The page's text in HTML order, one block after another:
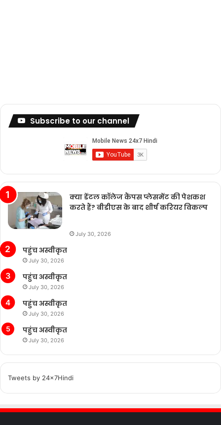
Subscribe to our channel
क्या डेंटल कॉलेज कैंपस प्लेसमेंट की पेशकश
करते हैं? बीडीएस के बाद शीर्ष करियर विकल्प
July 30, 2026
पहुंच अस्वीकृत
July 30, 2026
पहुंच अस्वीकृत
July 30, 2026
पहुंच अस्वीकृत
July 30, 2026
पहुंच अस्वीकृत
July 30, 2026
Tweets by 24x7Hindi